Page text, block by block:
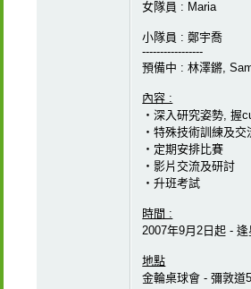
女隊員 : Maria
小隊員 : 鄭宇喬
-----------------
預備中 : 林澤鏘,
內容 :
‧深入研究姿勢, 握
‧特殊技術訓練及交
‧定期安排比賽
‧影片交流及研討
‧升班考試
時間 :
2007年9月2日起 -
地點
金輪桌球會 - 彌敦道